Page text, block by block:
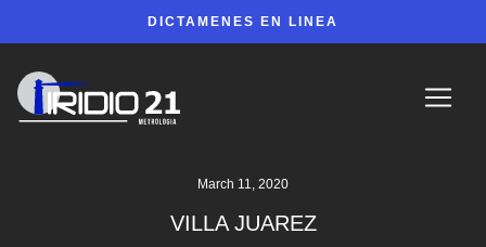
DICTAMENES EN LINEA
March 11, 2020
VILLA JUAREZ